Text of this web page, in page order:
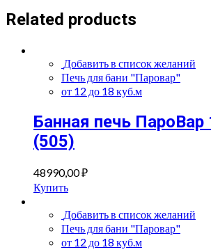
Related products
Добавить в список желаний
Печь для бани "Паровар"
от 12 до 18 куб.м
Банная печь ПароВар
(505)
48990,00₽
Купить
Добавить в список желаний
Печь для бани "Паровар"
от 12 до 18 куб.м